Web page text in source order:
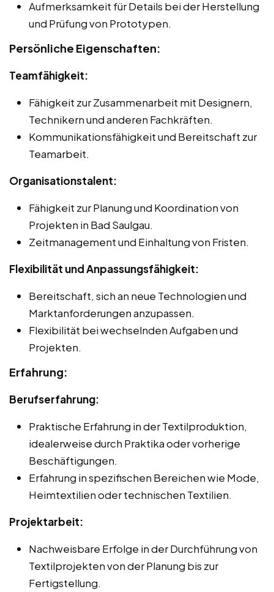
Aufmerksamkeit für Details bei der Herstellung
und Prüfung von Prototypen.
Persönliche Eigenschaften:
Teamfähigkeit:
Fähigkeit zur Zusammenarbeit mit Designern,
Technikern und anderen Fachkräften.
Kommunikationsfähigkeit und Bereitschaft zur
Teamarbeit.
Organisationstalent:
Fähigkeit zur Planung und Koordination von
Projekten in Bad Saulgau.
Zeitmanagement und Einhaltung von Fristen.
Flexibilität und Anpassungsfähigkeit:
Bereitschaft, sich an neue Technologien und
Marktanforderungen anzupassen.
Flexibilität bei wechselnden Aufgaben und
Projekten.
Erfahrung:
Berufserfahrung:
Praktische Erfahrung in der Textilproduktion,
idealerweise durch Praktika oder vorherige
Beschäftigungen.
Erfahrung in spezifischen Bereichen wie Mode,
Heimtextilien oder technischen Textilien.
Projektarbeit:
Nachweisbare Erfolge in der Durchführung von
Textilprojekten von der Planung bis zur
Fertigstellung.